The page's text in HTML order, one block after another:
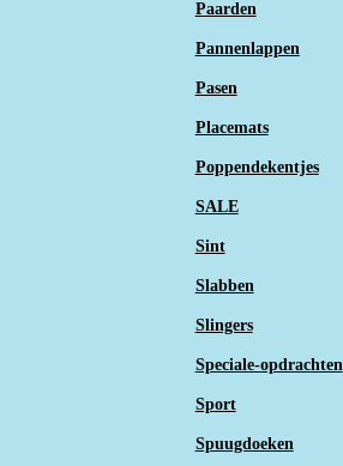
Paarden
Pannenlappen
Pasen
Placemats
Poppendekentjes
SALE
Sint
Slabben
Slingers
Speciale-opdrachten
Sport
Spuugdoeken